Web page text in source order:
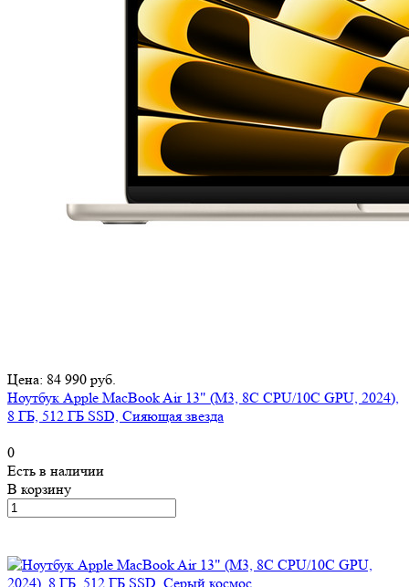
Цена: 84 990 руб.
Ноутбук Apple MacBook Air 13" (M3, 8C CPU/10C GPU, 2024),
8 ГБ, 512 ГБ SSD, Сияющая звезда
0
Есть в наличии
В корзину